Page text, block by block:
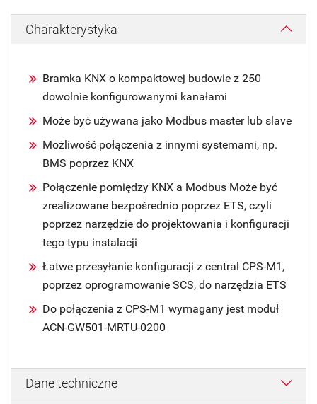
Charakterystyka
Bramka KNX o kompaktowej budowie z 250
dowolnie konfigurowanymi kanałami
Może być używana jako Modbus master lub slave
Możliwość połączenia z innymi systemami, np.
BMS poprzez KNX
Połączenie pomiędzy KNX a Modbus Może być
zrealizowane bezpośrednio poprzez ETS, czyli
poprzez narzędzie do projektowania i konfiguracji
tego typu instalacji
Łatwe przesyłanie konfiguracji z central CPS-M1,
poprzez oprogramowanie SCS, do narzędzia ETS
Do połączenia z CPS-M1 wymagany jest moduł
ACN-GW501-MRTU-0200
Dane techniczne